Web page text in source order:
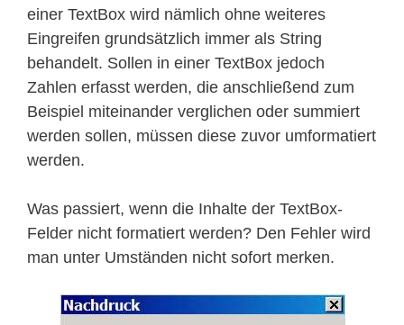
einer TextBox wird nämlich ohne weiteres
Eingreifen grundsätzlich immer als String
behandelt. Sollen in einer TextBox jedoch
Zahlen erfasst werden, die anschließend zum
Beispiel miteinander verglichen oder summiert
werden sollen, müssen diese zuvor umformatiert
werden.
Was passiert, wenn die Inhalte der TextBox-
Felder nicht formatiert werden? Den Fehler wird
man unter Umständen nicht sofort merken.